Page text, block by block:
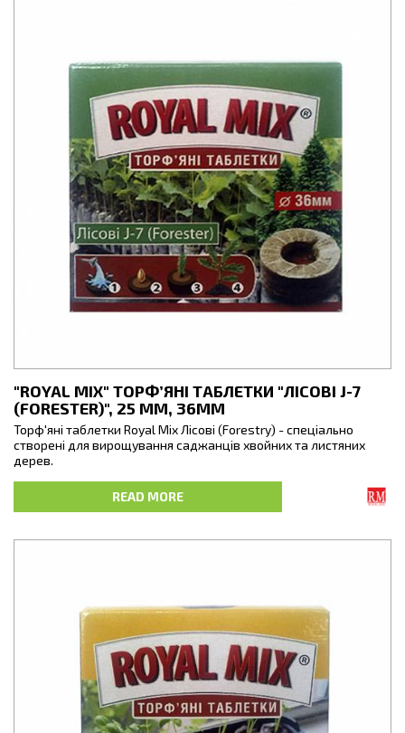
"ROYAL MIX" ТОРФ’ЯНІ ТАБЛЕТКИ "ЛІСОВІ J-7
(FORESTER)", 25 ММ, 36ММ
Торф'яні таблетки Royal Mix Лісові (Forestry) - спеціально
створені для вирощування саджанців хвойних та листяних
дерев.
Насичені необхідним запасом поживних речовин, що містять
головні макро- та мікроелементи. Забезпечують найкращі
READ MORE